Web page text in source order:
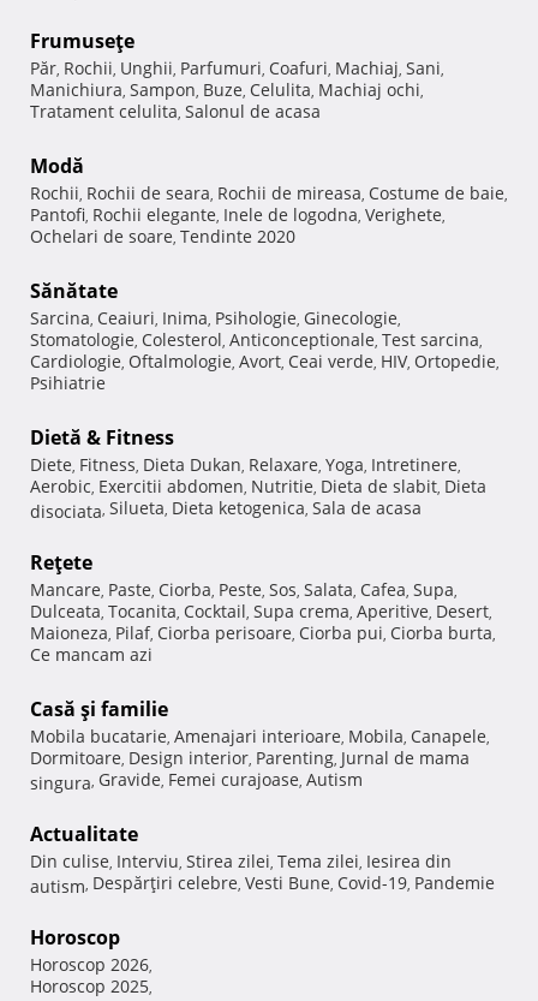
Frumuseţe
Păr, Rochii, Unghii, Parfumuri, Coafuri, Machiaj, Sani,
Manichiura, Sampon, Buze, Celulita, Machiaj ochi,
Tratament celulita, Salonul de acasa
Modă
Rochii, Rochii de seara, Rochii de mireasa, Costume de baie,
Pantofi, Rochii elegante, Inele de logodna, Verighete,
Ochelari de soare, Tendinte 2020
Sănătate
Sarcina, Ceaiuri, Inima, Psihologie, Ginecologie,
Stomatologie, Colesterol, Anticonceptionale, Test sarcina,
Cardiologie, Oftalmologie, Avort, Ceai verde, HIV, Ortopedie,
Psihiatrie
Dietă & Fitness
Diete, Fitness, Dieta Dukan, Relaxare, Yoga, Intretinere,
Aerobic, Exercitii abdomen, Nutritie, Dieta de slabit, Dieta
disociata, Silueta, Dieta ketogenica, Sala de acasa
Reţete
Mancare, Paste, Ciorba, Peste, Sos, Salata, Cafea, Supa,
Dulceata, Tocanita, Cocktail, Supa crema, Aperitive, Desert,
Maioneza, Pilaf, Ciorba perisoare, Ciorba pui, Ciorba burta,
Ce mancam azi
Casă şi familie
Mobila bucatarie, Amenajari interioare, Mobila, Canapele,
Dormitoare, Design interior, Parenting, Jurnal de mama
singura, Gravide, Femei curajoase, Autism
Actualitate
Din culise, Interviu, Stirea zilei, Tema zilei, Iesirea din
autism, Despărţiri celebre, Vesti Bune, Covid-19, Pandemie
Horoscop
Horoscop 2026,
Horoscop 2025,